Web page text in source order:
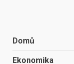
Domů
Ekonomika